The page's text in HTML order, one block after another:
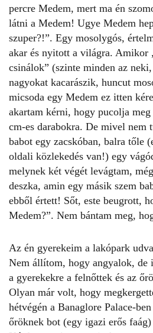
percre Medem, mert ma én
látni a Medem! Ugye Medem
szuper?!”. Egy mosolygós,
akar és nyitott a világra. Amikor
csinálok” (szinte minden az
nagyokat kacarászik, huncut
micsoda egy Medem ez itten
akartam kérni, hogy pucolja
cm-es darabokra. De mivel nem
babot egy zacskóban, balra tőle
oldali közlekedés van!) egy
melynek két végét levágtam,
deszka, amin egy másik szem
ebből értett! Sőt, este beugrott,
Medem?”. Nem bántam meg,
Az én gyerekeim a lakópark
Nem állítom, hogy angyalok, de
a gyerekekre a felnőttek és az
Olyan már volt, hogy
hétvégén a Banaglore Palace-
őröknek bot (egy igazi erős